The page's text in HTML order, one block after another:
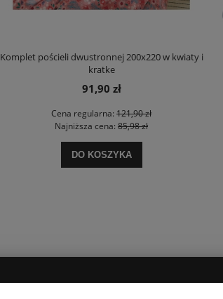
Komplet pościeli dwustronnej 200x220 w kwiaty i
kratke
91,90 zł
Cena regularna: 121,90 zł
Najniższa cena: 85,98 zł
DO KOSZYKA